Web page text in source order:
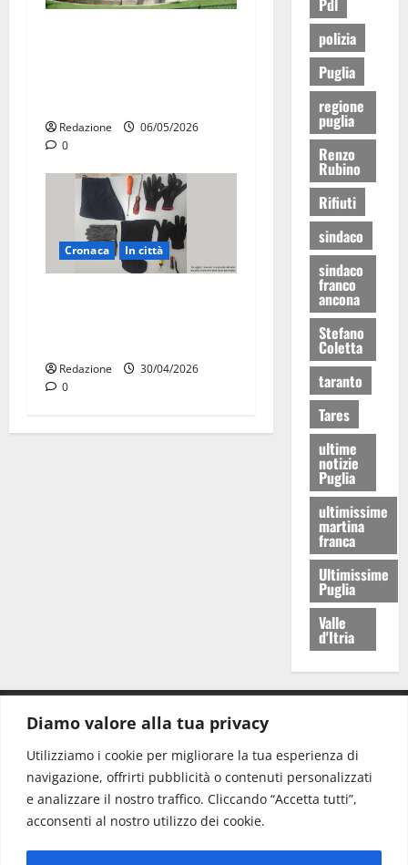
Diamo valore alla tua privacy
Utilizziamo i cookie per migliorare la tua esperienza di
navigazione, offrirti pubblicità o contenuti personalizzati
e analizzare il nostro traffico. Cliccando “Accetta tutti”,
acconsenti al nostro utilizzo dei cookie.
Redazione
06/05/2026
0
Cronaca In città
Redazione
30/04/2026
0
Pdl
polizia
Puglia
regione
puglia
Renzo
Rubino
Rifiuti
sindaco
sindaco
franco
ancona
Stefano
Coletta
taranto
Tares
ultime
notizie
Puglia
ultimissime
martina
franca
Ultimissime
Puglia
Valle
d'Itria
Redazione: redazione@www.martinasera.it
Direttore:direttore@www.martinasera.it
Info & Commerciale:info@www.martinasera.it